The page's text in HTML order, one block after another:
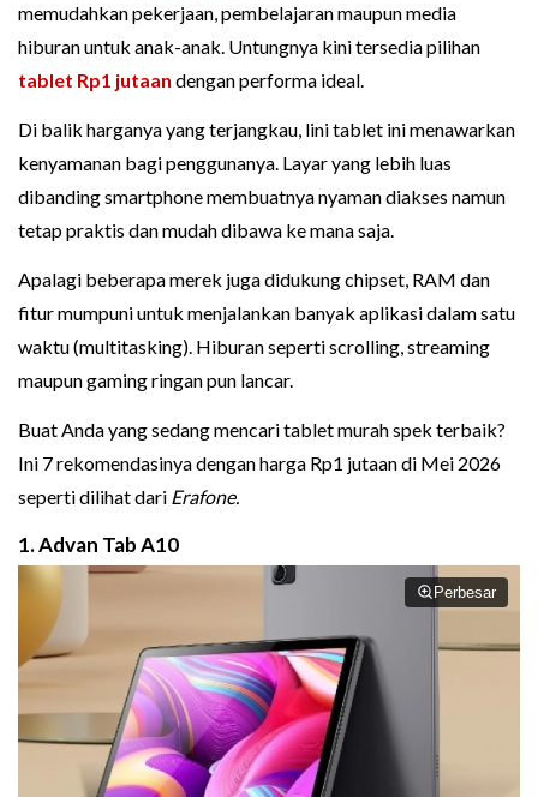
memudahkan pekerjaan, pembelajaran maupun media
hiburan untuk anak-anak. Untungnya kini tersedia pilihan
tablet Rp1 jutaan dengan performa ideal.
Di balik harganya yang terjangkau, lini tablet ini menawarkan
kenyamanan bagi penggunanya. Layar yang lebih luas
dibanding smartphone membuatnya nyaman diakses namun
tetap praktis dan mudah dibawa ke mana saja.
Apalagi beberapa merek juga didukung chipset, RAM dan
fitur mumpuni untuk menjalankan banyak aplikasi dalam satu
waktu (multitasking). Hiburan seperti scrolling, streaming
maupun gaming ringan pun lancar.
Buat Anda yang sedang mencari tablet murah spek terbaik?
Ini 7 rekomendasinya dengan harga Rp1 jutaan di Mei 2026
seperti dilihat dari Erafone.
1. Advan Tab A10
Perbesar